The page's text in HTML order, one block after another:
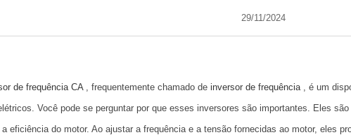
29/11/2024
de frequência CA , frequentemente chamado de inversor de frequência
, é um
Você pode se perguntar por que esses inversores são importantes. Eles
a eficiência do motor. Ao ajustar a frequência e a tensão fornecidas ao motor, eles